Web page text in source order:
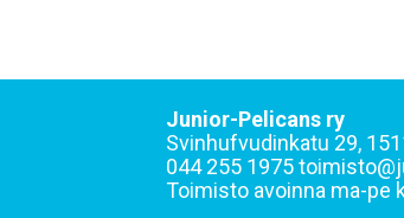
Junior-Pelicans ry
Svinhufvudinkatu 29,
044 255 1975
Toimisto avoinna ma-pe